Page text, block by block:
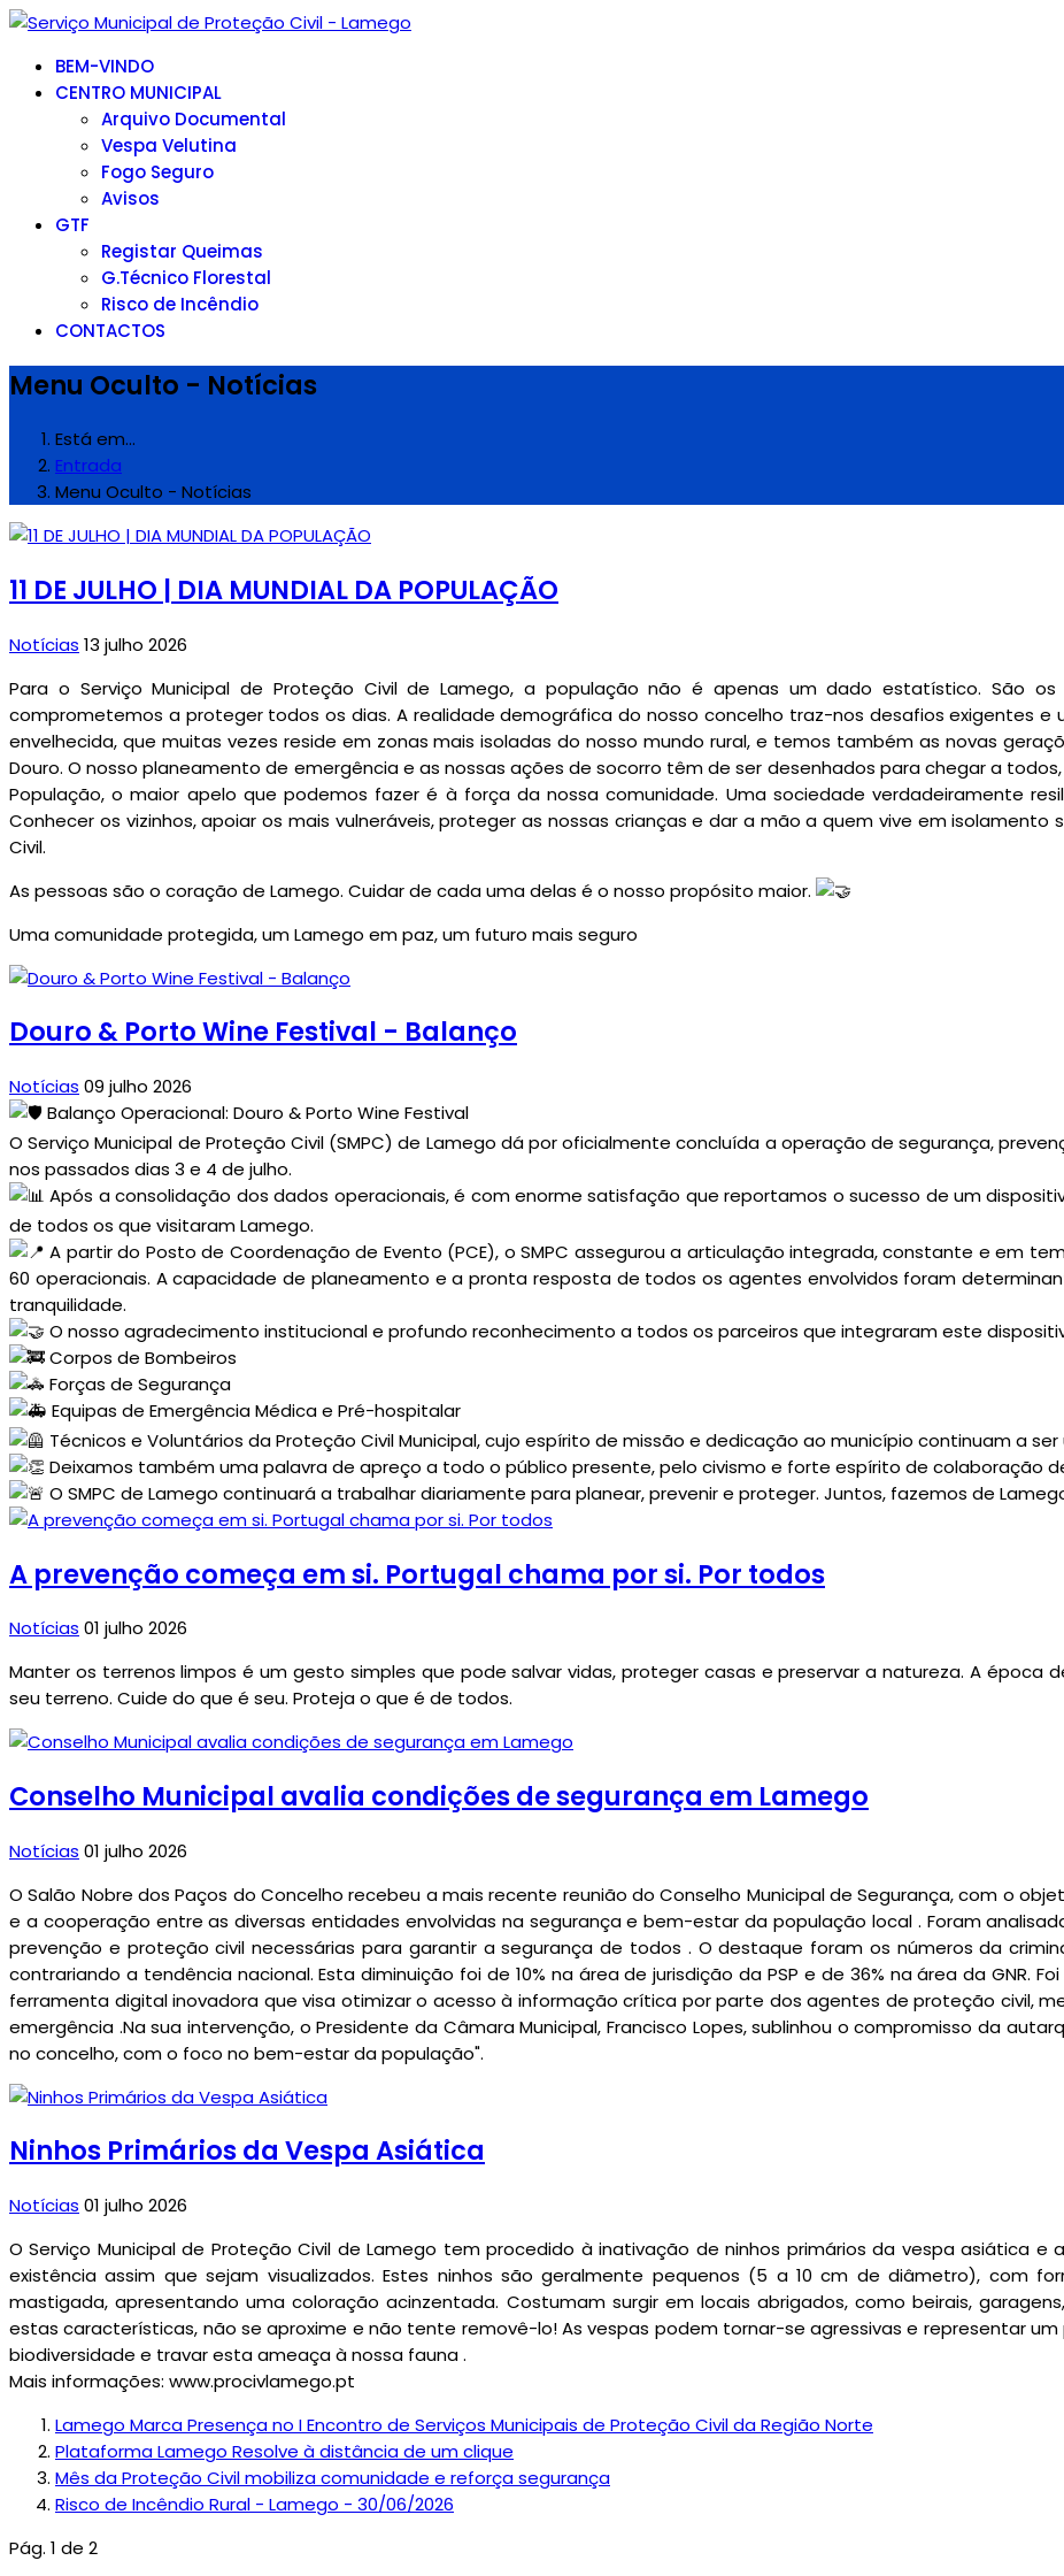
BEM-VINDO
CENTRO MUNICIPAL
Arquivo Documental
Vespa Velutina
Fogo Seguro
Avisos
GTF
Registar Queimas
G.Técnico Florestal
Risco de Incêndio
CONTACTOS
Menu Oculto - Notícias
Está em...
Entrada
Menu Oculto - Notícias
11 DE JULHO | DIA MUNDIAL DA POPULAÇÃO
Notícias 13 julho 2026
Para o Serviço Municipal de Proteção Civil de Lamego, a população não é apenas um dado estatístico. São
comprometemos a proteger todos os dias. A realidade demográfica do nosso concelho traz-nos desafios exigentes e
envelhecida, que muitas vezes reside em zonas mais isoladas do nosso mundo rural, e temos também as novas
Douro. O nosso planeamento de emergência e as nossas ações de socorro têm de ser desenhados para chegar a
População, o maior apelo que podemos fazer é à força da nossa comunidade. Uma sociedade verdadeiramente
Conhecer os vizinhos, apoiar os mais vulneráveis, proteger as nossas crianças e dar a mão a quem vive em
Civil.
As pessoas são o coração de Lamego. Cuidar de cada uma delas é o nosso propósito maior.
Uma comunidade protegida, um Lamego em paz, um futuro mais seguro
Douro & Porto Wine Festival - Balanço
Notícias 09 julho 2026
Balanço Operacional: Douro & Porto Wine Festival
O Serviço Municipal de Proteção Civil (SMPC) de Lamego dá por oficialmente concluída a operação de segurança,
nos passados dias 3 e 4 de julho.
Após a consolidação dos dados operacionais, é com enorme satisfação que reportamos o sucesso de um
de todos os que visitaram Lamego.
A partir do Posto de Coordenação de Evento (PCE), o SMPC assegurou a articulação integrada, constante e em
60 operacionais. A capacidade de planeamento e a pronta resposta de todos os agentes envolvidos foram
tranquilidade.
O nosso agradecimento institucional e profundo reconhecimento a todos os parceiros que integraram este
Corpos de Bombeiros
Forças de Segurança
Equipas de Emergência Médica e Pré-hospitalar
Técnicos e Voluntários da Proteção Civil Municipal, cujo espírito de missão e dedicação ao município continuam a
Deixamos também uma palavra de apreço a todo o público presente, pelo civismo e forte espírito de colaboração
O SMPC de Lamego continuará a trabalhar diariamente para planear, prevenir e proteger. Juntos, fazemos de
A prevenção começa em si. Portugal chama por si. Por todos
Notícias 01 julho 2026
Manter os terrenos limpos é um gesto simples que pode salvar vidas, proteger casas e preservar a natureza. A época
seu terreno. Cuide do que é seu. Proteja o que é de todos.
Conselho Municipal avalia condições de segurança em Lamego
Notícias 01 julho 2026
O Salão Nobre dos Paços do Concelho recebeu a mais recente reunião do Conselho Municipal de Segurança, com o
e a cooperação entre as diversas entidades envolvidas na segurança e bem-estar da população local . Foram
prevenção e proteção civil necessárias para garantir a segurança de todos . O destaque foram os números da
contrariando a tendência nacional. Esta diminuição foi de 10% na área de jurisdição da PSP e de 36% na área da GNR.
ferramenta digital inovadora que visa otimizar o acesso à informação crítica por parte dos agentes de proteção civil,
emergência .Na sua intervenção, o Presidente da Câmara Municipal, Francisco Lopes, sublinhou o compromisso da
no concelho, com o foco no bem-estar da população".
Ninhos Primários da Vespa Asiática
Notícias 01 julho 2026
O Serviço Municipal de Proteção Civil de Lamego tem procedido à inativação de ninhos primários da vespa asiática
existência assim que sejam visualizados. Estes ninhos são geralmente pequenos (5 a 10 cm de diâmetro), com
mastigada, apresentando uma coloração acinzentada. Costumam surgir em locais abrigados, como beirais,
estas características, não se aproxime e não tente removê-lo! As vespas podem tornar-se agressivas e representar
biodiversidade e travar esta ameaça à nossa fauna .
Mais informações: www.procivlamego.pt
Lamego Marca Presença no I Encontro de Serviços Municipais de Proteção Civil da Região Norte
Plataforma Lamego Resolve à distância de um clique
Mês da Proteção Civil mobiliza comunidade e reforça segurança
Risco de Incêndio Rural - Lamego - 30/06/2026
Pág. 1 de 2